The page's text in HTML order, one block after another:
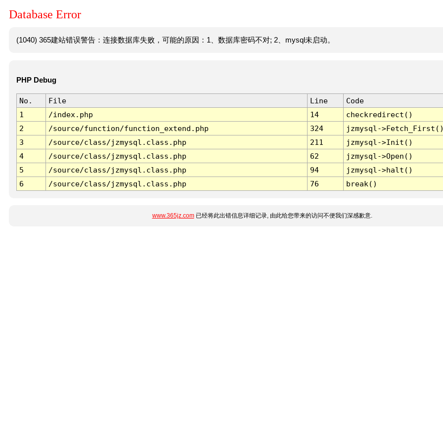
Database Error
(1040) 365建站错误警告：连接数据库失败，可能的原因：1、数据库密码不对; 2、mysql未启动。
PHP Debug
No. File Line
Code
1
/index.php 14
checkredirect()
2
/source/function/function_extend.php 324
jzmysql-
3
/source/class/jzmysql.class.php 211
jzmysql->Init()
4
/source/class/jzmysql.class.php 62
jzmysql->Open()
5
/source/class/jzmysql.class.php 94
jzmysql->halt()
6
/source/class/jzmysql.class.php 76 break()
www.365jz.com已经将此出错信息详细记录, 由此给您带来的访问不便我们深感歉意.